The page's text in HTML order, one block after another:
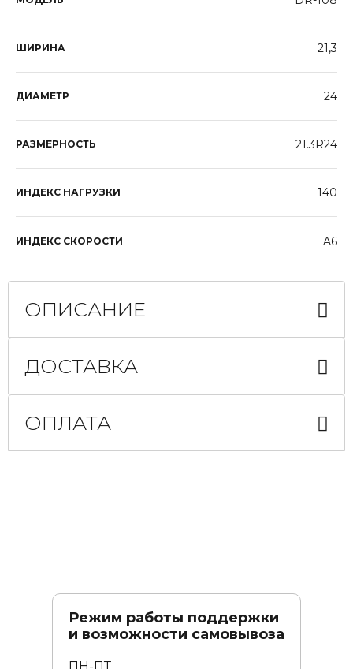
ШИРИНА 21,3
ДИАМЕТР 24
РАЗМЕРНОСТЬ 21.3R24
ИНДЕКС НАГРУЗКИ 140
ИНДЕКС СКОРОСТИ A6
ОПИСАНИЕ
ДОСТАВКА
ОПЛАТА
Режим работы поддержки
и возможности самовывоза